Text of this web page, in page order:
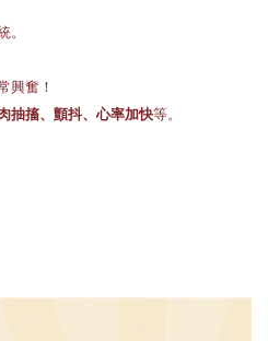
。
興奮！
抽搐、顫抖、心率加快等。